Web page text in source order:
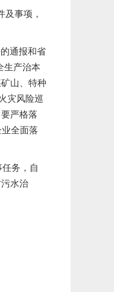
事项，
通报和省
生产治本
山、特种
灾风险巡
严格落
全面落
务，自
水治